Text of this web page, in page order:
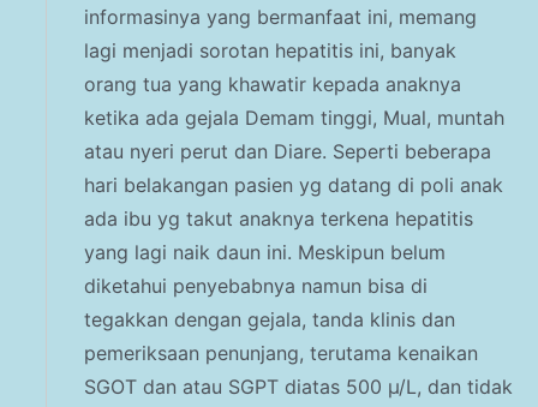
informasinya yang bermanfaat ini, memang
lagi menjadi sorotan hepatitis ini, banyak
orang tua yang khawatir kepada anaknya
ketika ada gejala Demam tinggi, Mual, muntah
atau nyeri perut dan Diare. Seperti beberapa
hari belakangan pasien yg datang di poli anak
ada ibu yg takut anaknya terkena hepatitis
yang lagi naik daun ini. Meskipun belum
diketahui penyebabnya namun bisa di
tegakkan dengan gejala, tanda klinis dan
pemeriksaan penunjang, terutama kenaikan
SGOT dan atau SGPT diatas 500 µ/L, dan tidak